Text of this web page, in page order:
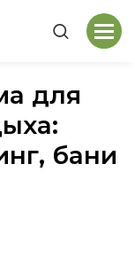
для
бани